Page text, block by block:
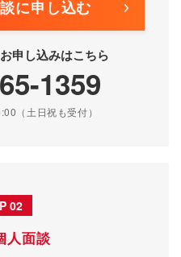
に申し込む
申し込みはこちら
1359
（土日祝も受付）
02
人面談